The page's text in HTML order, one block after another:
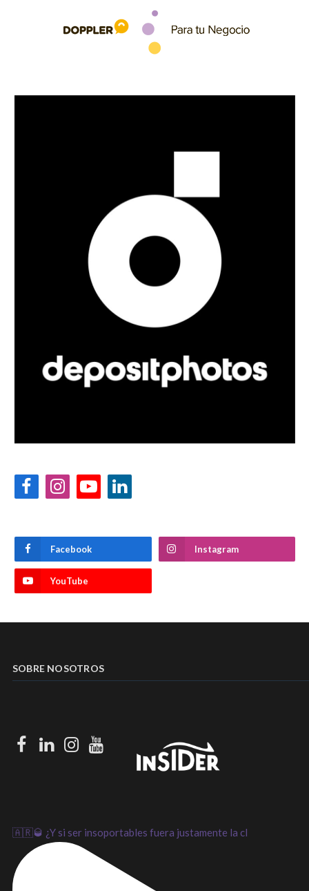
FacebookInstagramYouTubeLinkedIn
Facebook Instagram
YouTube
SOBRE NOSOTROS
Facebook
LinkedIn
Instagram
Youtube
🇦🇷🥃 ¿Y si ser insoportables fuera justamente la cl